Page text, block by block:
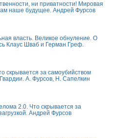
ни приватности! Мировая
наше будущее. Андрей Фурсов
власть. Великое обнуление. О
Клаус Шваб и Герман Греф.
скрывается за самоубийством
А. Фурсов, Н. Сапелкин
2.0. Что скрывается за
Андрей Фурсов